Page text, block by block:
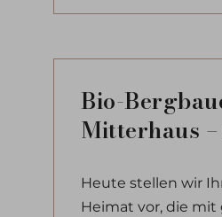
Bio-
Mitterhaus
Heute stellen wir
Heimat vor, die